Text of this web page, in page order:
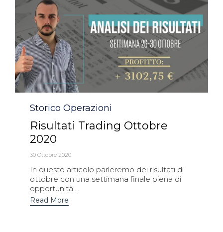
Category
Storico Operazioni
Risultati Trading Ottobre
2020
30 Ottobre 2020
In questo articolo parleremo dei risultati di
ottobre con una settimana finale piena di
opportunità....
Read More